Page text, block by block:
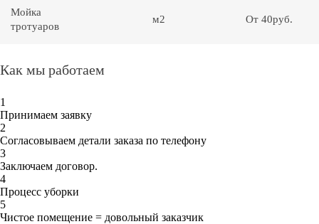
Мойка
тротуаров
м2 От 40руб.
Как мы работаем
1
Принимаем заявку
2
Согласовываем детали заказа по телефону
3
Заключаем договор.
4
Процесс уборки
5
Чистое помещение = довольный заказчик